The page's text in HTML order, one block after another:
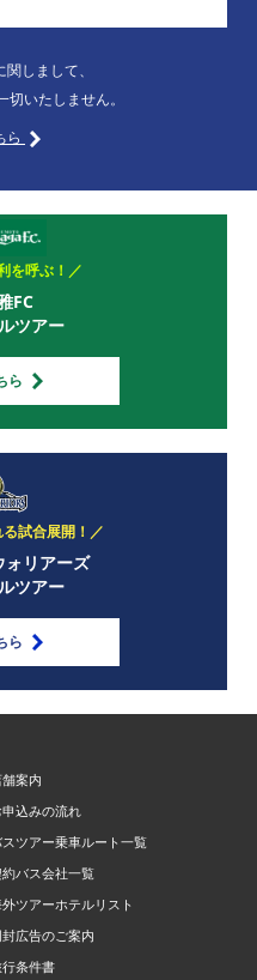
しまして、
いたしません。
ら
を呼ぶ！／
FC
ツアー
ら
試合展開！／
ォリアーズ
ツアー
ら
舗案内
申込みの流れ
スツアー乗車ルート一覧
バス会社一覧
ツアーホテルリスト
封広告のご案内
条件書